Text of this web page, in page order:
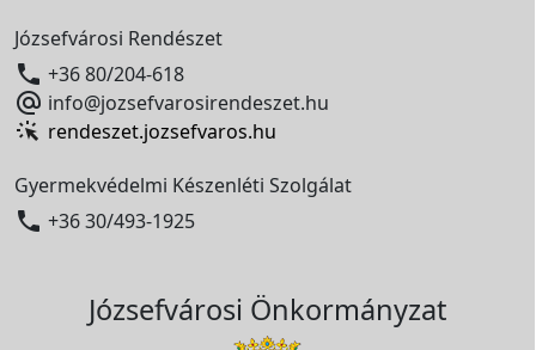
Józsefvárosi Rendészet
 +36 80/204-618
 info@jozsefvarosirendeszet.hu
rendeszet.jozsefvaros.hu
Gyermekvédelmi Készenléti Szolgálat
 +36 30/493-1925
Józsefvárosi Önkormányzat